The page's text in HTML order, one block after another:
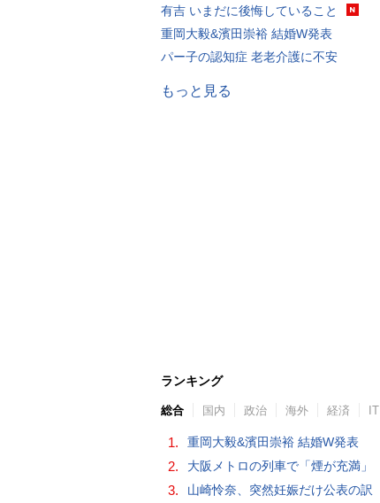
有吉 いまだに後悔していること
重岡大毅&濱田崇裕 結婚W発表
パー子の認知症 老老介護に不安
もっと見る
ランキング
総合 国内 政治 海外 経済 IT
1. 重岡大毅&濱田崇裕 結婚W発表
2. 大阪メトロの列車で「煙が充満」
3. 山崎怜奈、突然妊娠だけ公表の訳